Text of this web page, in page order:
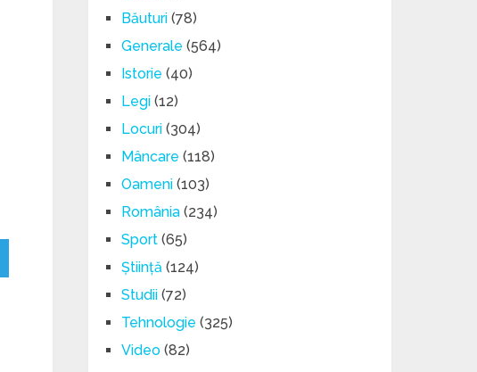
Băuturi (78)
Generale (564)
Istorie (40)
Legi (12)
Locuri (304)
Mâncare (118)
Oameni (103)
România (234)
Sport (65)
Știință (124)
Studii (72)
Tehnologie (325)
Video (82)